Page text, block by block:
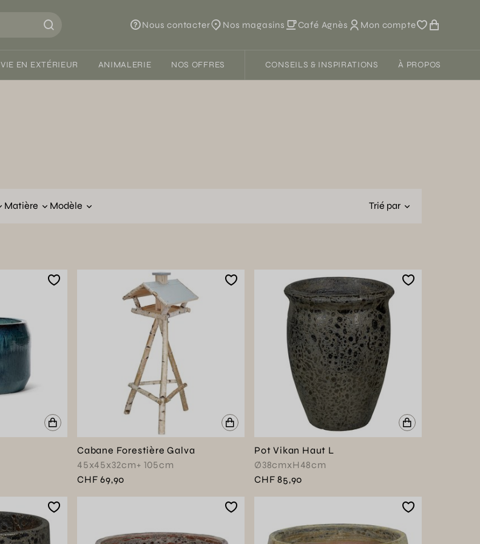
Nous contacter Nos magasins Café Agnès Mon compte
VIE EN EXTÉRIEUR ANIMALERIE NOS OFFRES CONSEILS & INSPIRATIONS À PROPOS
Matière Modèle Trié par
Cabane Forestière Galva
45x45x32cm+ 105cm
CHF 69,90
Pot Vikan Haut L
Ø38cmxH48cm
CHF 85,90